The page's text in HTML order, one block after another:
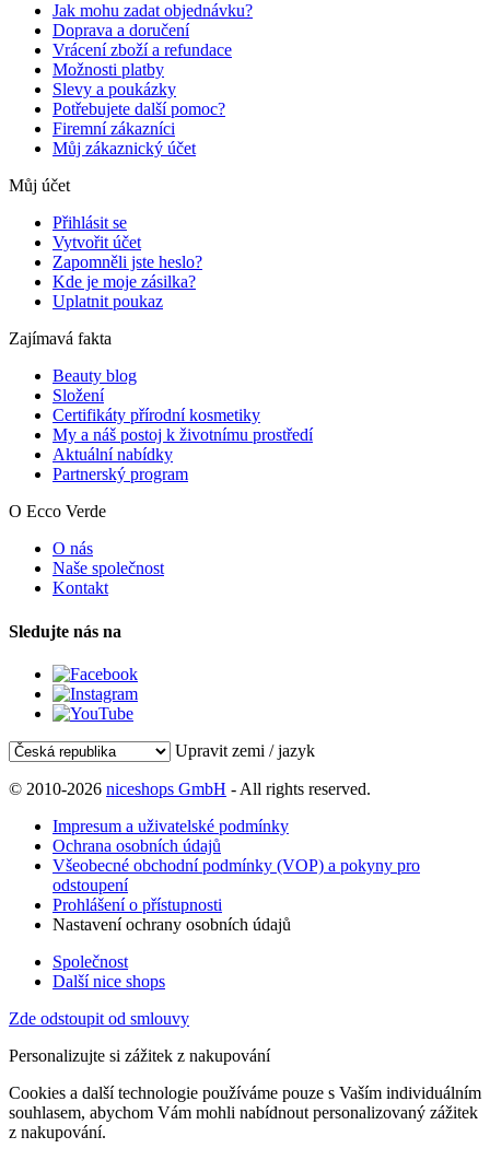
Jak mohu zadat objednávku?
Doprava a doručení
Vrácení zboží a refundace
Možnosti platby
Slevy a poukázky
Potřebujete další pomoc?
Firemní zákazníci
Můj zákaznický účet
Můj účet
Přihlásit se
Vytvořit účet
Zapomněli jste heslo?
Kde je moje zásilka?
Uplatnit poukaz
Zajímavá fakta
Beauty blog
Složení
Certifikáty přírodní kosmetiky
My a náš postoj k životnímu prostředí
Aktuální nabídky
Partnerský program
O Ecco Verde
O nás
Naše společnost
Kontakt
Sledujte nás na
Upravit zemi / jazyk
© 2010-2026 niceshops GmbH - All rights reserved.
Impresum a uživatelské podmínky
Ochrana osobních údajů
Všeobecné obchodní podmínky (VOP) a pokyny pro
odstoupení
Prohlášení o přístupnosti
Nastavení ochrany osobních údajů
Společnost
Další nice shops
Zde odstoupit od smlouvy
Personalizujte si zážitek z nakupování
Cookies a další technologie používáme pouze s Vaším individuálním
souhlasem, abychom Vám mohli nabídnout personalizovaný zážitek
z nakupování.